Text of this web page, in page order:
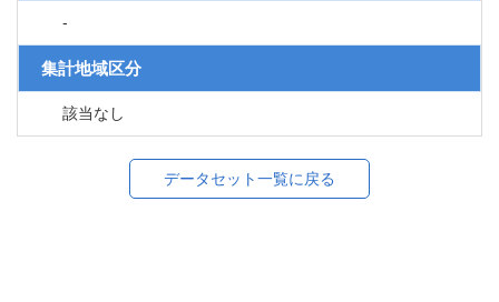
-
集計地域区分
該当なし
データセット一覧に戻る